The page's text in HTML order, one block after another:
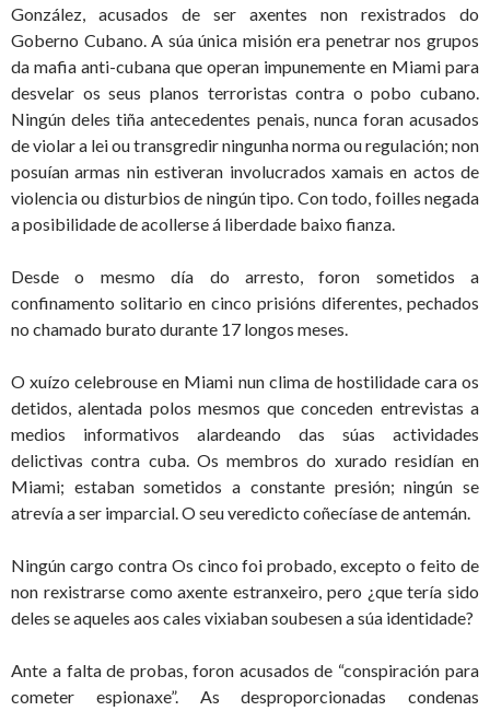
González, acusados de ser axentes non rexistrados do
Goberno Cubano. A súa única misión era penetrar nos grupos
da mafia anti-cubana que operan impunemente en Miami para
desvelar os seus planos terroristas contra o pobo cubano.
Ningún deles tiña antecedentes penais, nunca foran acusados
de violar a lei ou transgredir ningunha norma ou regulación; non
posuían armas nin estiveran involucrados xamais en actos de
violencia ou disturbios de ningún tipo. Con todo, foilles negada
a posibilidade de acollerse á liberdade baixo fianza.
Desde o mesmo día do arresto, foron sometidos a
confinamento solitario en cinco prisións diferentes, pechados
no chamado burato durante 17 longos meses.
O xuízo celebrouse en Miami nun clima de hostilidade cara os
detidos, alentada polos mesmos que conceden entrevistas a
medios informativos alardeando das súas actividades
delictivas contra cuba. Os membros do xurado residían en
Miami; estaban sometidos a constante presión; ningún se
atrevía a ser imparcial. O seu veredicto coñecíase de antemán.
Ningún cargo contra Os cinco foi probado, excepto o feito de
non rexistrarse como axente estranxeiro, pero ¿que tería sido
deles se aqueles aos cales vixiaban soubesen a súa identidade?
Ante a falta de probas, foron acusados de “conspiración para
cometer espionaxe”. As desproporcionadas condenas